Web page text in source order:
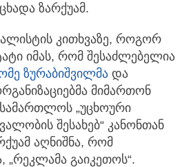
ზარქუამ.
კითხვაზე, როგორ
იმას, რომ შესაძლებელია
ზურაბიშვილმა და
მიმართონ
„უცხოური
შესახებ“ კანონთან
აღნიშნა, რომ
„რეკლამა გაიკეთოს“.